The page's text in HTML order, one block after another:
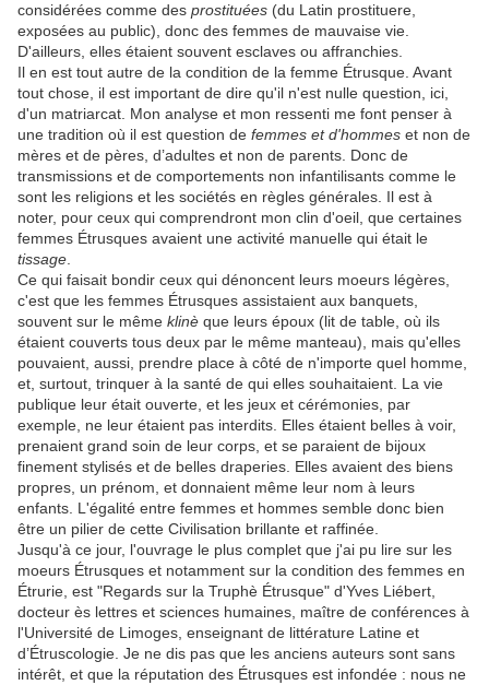
considérées comme des prostituées (du Latin prostituere,
exposées au public), donc des femmes de mauvaise vie.
D'ailleurs, elles étaient souvent esclaves ou affranchies.
Il en est tout autre de la condition de la femme Étrusque. Avant
tout chose, il est important de dire qu'il n'est nulle question, ici,
d'un matriarcat. Mon analyse et mon ressenti me font penser à
une tradition où il est question de femmes et d'hommes et non de
mères et de pères, d’adultes et non de parents. Donc de
transmissions et de comportements non infantilisants comme le
sont les religions et les sociétés en règles générales. Il est à
noter, pour ceux qui comprendront mon clin d'oeil, que certaines
femmes Étrusques avaient une activité manuelle qui était le
tissage
Ce qui faisait bondir ceux qui dénoncent leurs moeurs légères,
c'est que les femmes Étrusques assistaient aux banquets,
souvent sur le même klinè que leurs époux (lit de table, où ils
étaient couverts tous deux par le même manteau), mais qu'elles
pouvaient, aussi, prendre place à côté de n'importe quel homme,
et, surtout, trinquer à la santé de qui elles souhaitaient. La vie
publique leur était ouverte, et les jeux et cérémonies, par
exemple, ne leur étaient pas interdits. Elles étaient belles à voir,
prenaient grand soin de leur corps, et se paraient de bijoux
finement stylisés et de belles draperies. Elles avaient des biens
propres, un prénom, et donnaient même leur nom à leurs
enfants. L'égalité entre femmes et hommes semble donc bien
être un pilier de cette Civilisation brillante et raffinée.
Jusqu'à ce jour, l'ouvrage le plus complet que j'ai pu lire sur les
moeurs Étrusques et notamment sur la condition des femmes en
Étrurie, est "Regards sur la Truphè Étrusque" d'Yves Liébert,
docteur ès lettres et sciences humaines, maître de conférences à
l'Université de Limoges, enseignant de littérature Latine et
d’Étruscologie. Je ne dis pas que les anciens auteurs sont sans
intérêt, et que la réputation des Étrusques est infondée : nous ne